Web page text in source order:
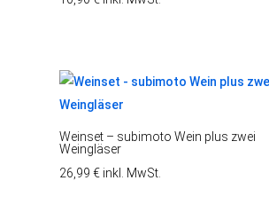
Weinset – subimoto Wein plus zwei
Weingläser
26,99€ inkl. MwSt.